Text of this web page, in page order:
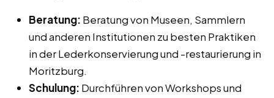
Beratung: Beratung von Museen, Sammlern
und anderen Institutionen zu besten Praktiken
in der Lederkonservierung und -restaurierung in
Moritzburg.
Schulung: Durchführen von Workshops und